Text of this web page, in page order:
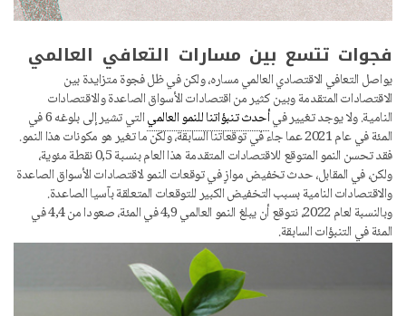
فجوات تتسع بين مسارات التعافي العالمي
يواصل التعافي الاقتصادي العالمي مساره، ولكن في ظل فجوة متزايدة بين
الاقتصادات المتقدمة وبين كثير من اقتصادات الأسواق الصاعدة والاقتصادات
النامية. ولا يوجد تغيير فيأحدث تنبؤاتنا للنمو العالمي
التي تشير إلى بلوغه 6 في
المئة في عام 2021 عما جاء في توقعاتنا السابقة، ولكن ما تغير هو مكونات هذا النمو.
فقد تحسن النمو المتوقع للاقتصادات المتقدمة هذا العام بنسبة 0,5 نقطة مئوية،
ولكن، في المقابل، حدث تخفيض موازٍ في توقعات النمو لاقتصادات الأسواق الصاعدة
والاقتصادات النامية بسبب التخفيض الكبير للتوقعات المتعلقة بآسيا الصاعدة.
وبالنسبة لعام 2022، نتوقع أن يبلغ النمو العالمي 4,9 في المئة، صعودا من 4,4 في
المئة في التنبؤات السابقة.